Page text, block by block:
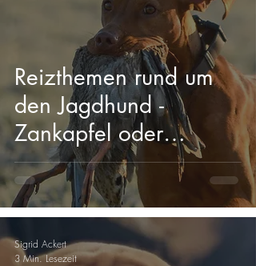
Reizthemen rund um
den Jagdhund -
Zankapfel oder
Chance?
Sigrid Ackert
3 Min. Lesezeit